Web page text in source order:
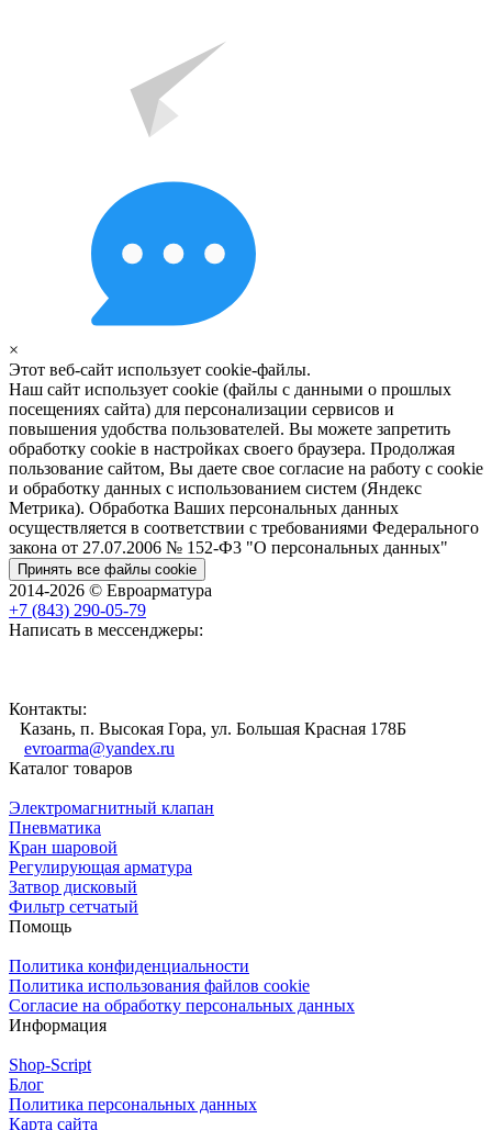
×
Этот веб-сайт использует cookie-файлы.
Наш сайт использует cookie (файлы с данными о прошлых
посещениях сайта) для персонализации сервисов и
повышения удобства пользователей. Вы можете запретить
обработку cookie в настройках своего браузера. Продолжая
пользование сайтом, Вы даете свое согласие на работу с cookie
и обработку данных с использованием систем (Яндекс
Метрика). Обработка Ваших персональных данных
осуществляется в соответствии с требованиями Федерального
закона от 27.07.2006 № 152-Ф3 "О персональных данных"
Принять все файлы cookie
2014-2026 © Евроарматура
+7 (843) 290-05-79
Написать в мессенджеры:
Контакты:
Казань, п. Высокая Гора, ул. Большая Красная 178Б
evroarma@yandex.ru
Каталог товаров
Электромагнитный клапан
Пневматика
Кран шаровой
Регулирующая арматура
Затвор дисковый
Фильтр сетчатый
Помощь
Политика конфиденциальности
Политика использования файлов cookie
Согласие на обработку персональных данных
Информация
Shop-Script
Блог
Политика персональных данных
Карта сайта